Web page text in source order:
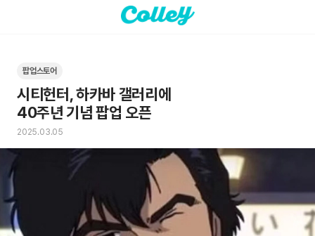
팝업스토어
시티헌터, 하카바 갤러리에
40주년 기념 팝업 오픈
2025.03.05